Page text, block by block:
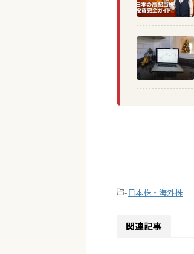
-日本株・海外株
関連記事